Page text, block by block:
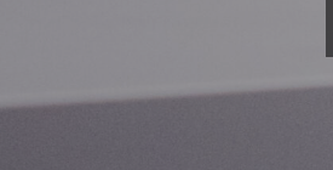
Bilety